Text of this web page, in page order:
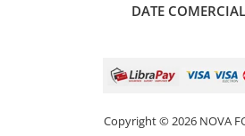
DATE
Copyright © 2026 NOVA